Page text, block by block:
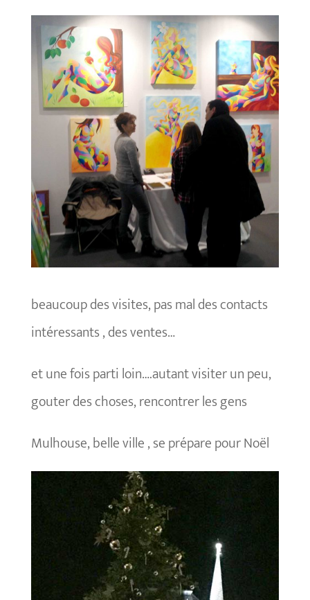
beaucoup des visites, pas mal des contacts
intéressants , des ventes…
et une fois parti loin….autant visiter un peu,
gouter des choses, rencontrer les gens
Mulhouse, belle ville , se prépare pour Noël